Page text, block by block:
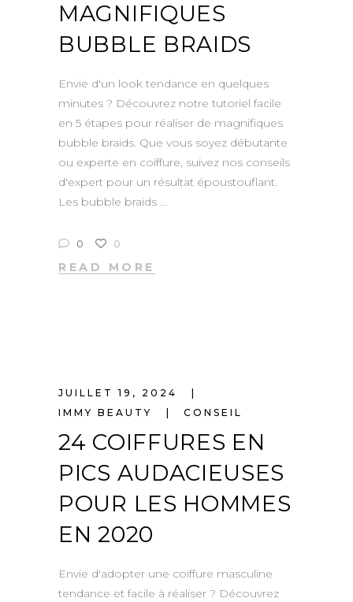
MAGNIFIQUES
BUBBLE BRAIDS
Envie d'un look tendance en quelques
minutes ? Découvrez notre tutoriel facile
en 5 étapes pour réaliser de magnifiques
bubble braids. Que vous soyez débutante
ou experte en coiffure, suivez nos conseils
d'expert pour un résultat époustouflant.
Les bubble braids
0 0
READ MORE
JUILLET 19, 2024
IMMY BEAUTY
CONSEIL
24 COIFFURES EN
PICS AUDACIEUSES
POUR LES HOMMES
EN 2020
Envie d'adopter une coiffure masculine
tendance et facile à réaliser ? Découvrez